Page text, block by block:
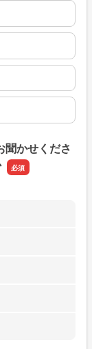
聞かせくださ